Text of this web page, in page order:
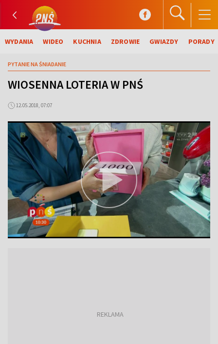
WYDANIA WIDEO KUCHNIA ZDROWIE GWIAZDY PORADY
PYTANIE NA ŚNIADANIE
WIOSENNA LOTERIA W PNŚ
12.05.2018, 07:07